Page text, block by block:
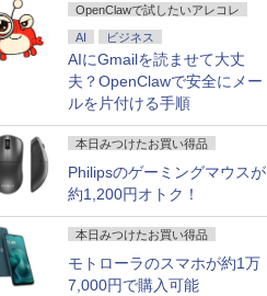
OpenClawで試したいアレコレ
AI ビジネス
AIにGmailを読ませて大丈
夫？OpenClawで安全にメー
ルを片付ける手順
本日みつけたお買い得品
Philipsのゲーミングマウスが
約1,200円オトク！
本日みつけたお買い得品
モトローラのスマホが約1万
7,000円で購入可能